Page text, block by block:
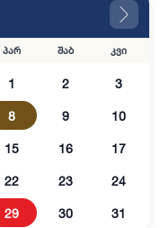
პარ შაბ კვი
1 2 3
8 9 10
15 16 17
22 23 24
29 30 31